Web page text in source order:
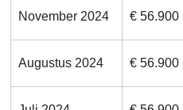
November 2024 € 56.900
Augustus 2024 € 56.900